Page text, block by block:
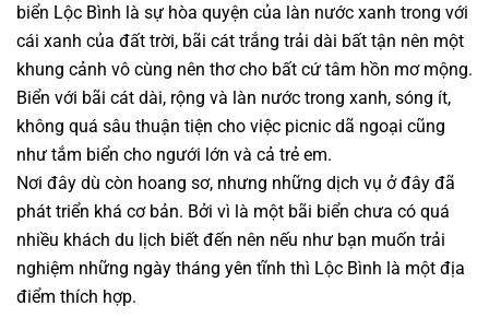
biển Lộc Bình là sự hòa quyện của làn nước xanh trong với
cái xanh của đất trời, bãi cát trắng trải dài bất tận nên một
khung cảnh vô cùng nên thơ cho bất cứ tâm hồn mơ mộng.
Biển với bãi cát dài, rộng và làn nước trong xanh, sóng ít,
không quá sâu thuận tiện cho việc picnic dã ngoại cũng
như tắm biển cho ngưới lớn và cả trẻ em.
Nơi đây dù còn hoang sơ, nhưng những dịch vụ ở đây đã
phát triển khá cơ bản. Bởi vì là một bãi biển chưa có quá
nhiều khách du lịch biết đến nên nếu như bạn muốn trải
nghiệm những ngày tháng yên tĩnh thì Lộc Bình là một địa
điểm thích hợp.